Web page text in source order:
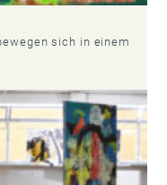
sich in einem